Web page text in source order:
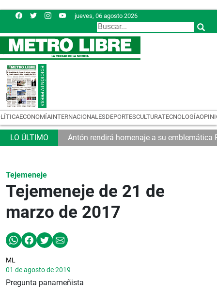
jueves, 06 agosto 2026
ECONOMÍAINTERNACIONALESDEPORTESCULTURATECNOLOGÍA
a las MiPymes Antón rendirá homenaje a su emblemática
Tejemeneje
Tejemeneje de 21 de
marzo de 2017
ML
01 de agosto de 2019
Pregunta panameñista